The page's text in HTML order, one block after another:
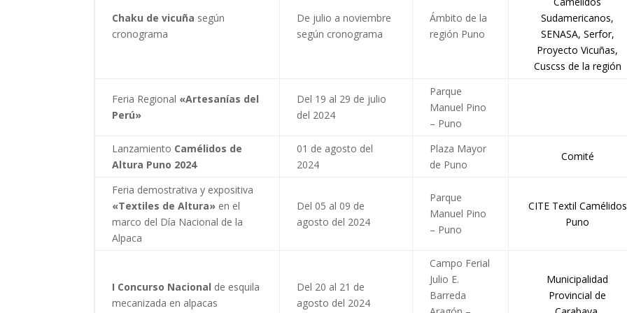
Chaku de vicuña según
cronograma
De julio a noviembre
según cronograma
Ámbito de la
región Puno
Sudamericanos,
SENASA, Serfor,
Proyecto Vicuñas,
Cuscss de la región
Feria Regional «Artesanías del
Perú»
Del 19 al 29 de julio
del 2024
Parque
Manuel Pino
– Puno
Lanzamiento Camélidos de
Altura Puno 2024
01 de agosto del
2024
Plaza Mayor
de Puno
Comité
Feria demostrativa y expositiva
«Textiles de Altura» en el
marco del Día Nacional de la
Alpaca
Del 05 al 09 de
agosto del 2024
Parque
Manuel Pino
– Puno
CITE Textil Camélidos
Puno
I Concurso Nacional de esquila
mecanizada en alpacas
Del 20 al 21 de
agosto del 2024
Campo Ferial
Julio E.
Barreda
Municipalidad
Provincial de